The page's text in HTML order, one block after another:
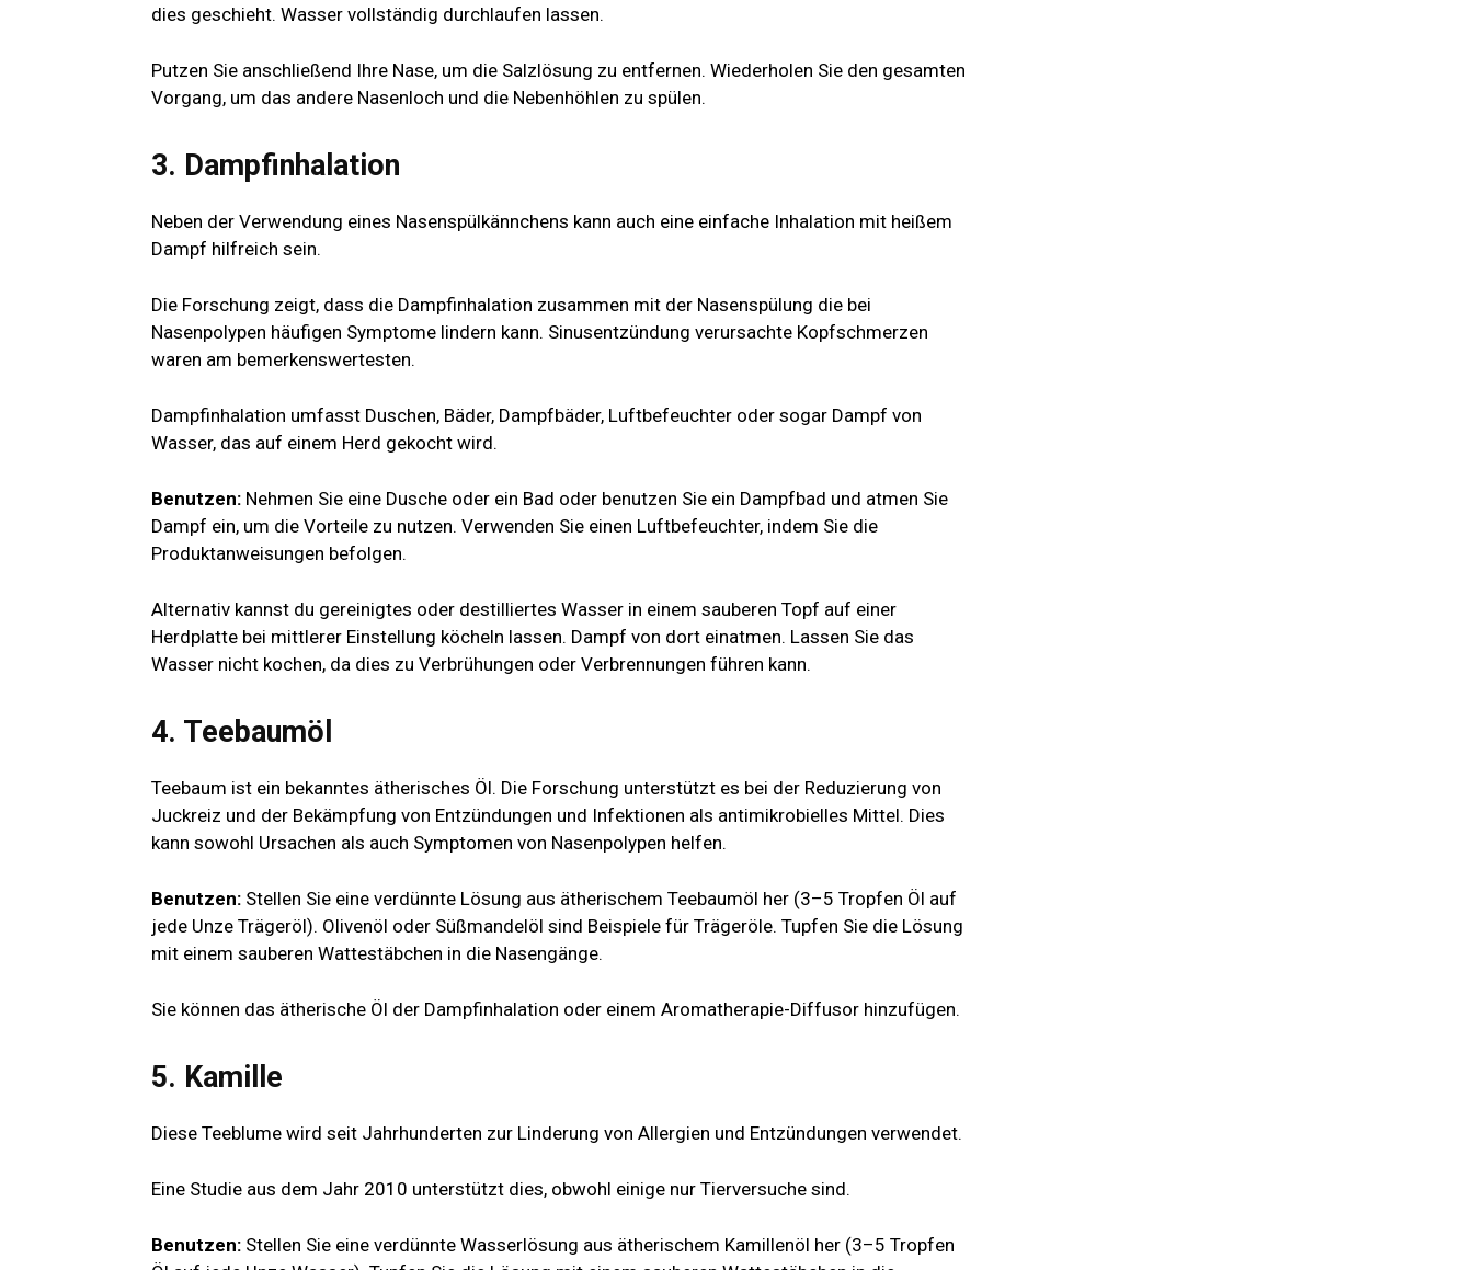
dies geschieht. Wasser vollständig durchlaufen lassen.
Putzen Sie anschließend Ihre Nase, um die Salzlösung zu entfernen. Wiederholen Sie den gesamten
Vorgang, um das andere Nasenloch und die Nebenhöhlen zu spülen.
3. Dampfinhalation
Neben der Verwendung eines Nasenspülkännchens kann auch eine einfache Inhalation mit heißem
Dampf hilfreich sein.
Die Forschung zeigt, dass die Dampfinhalation zusammen mit der Nasenspülung die bei
Nasenpolypen häufigen Symptome lindern kann. Sinusentzündung verursachte Kopfschmerzen
waren am bemerkenswertesten.
Dampfinhalation umfasst Duschen, Bäder, Dampfbäder, Luftbefeuchter oder sogar Dampf von
Wasser, das auf einem Herd gekocht wird.
Benutzen: Nehmen Sie eine Dusche oder ein Bad oder benutzen Sie ein Dampfbad und atmen Sie
Dampf ein, um die Vorteile zu nutzen. Verwenden Sie einen Luftbefeuchter, indem Sie die
Produktanweisungen befolgen.
Alternativ kannst du gereinigtes oder destilliertes Wasser in einem sauberen Topf auf einer
Herdplatte bei mittlerer Einstellung köcheln lassen. Dampf von dort einatmen. Lassen Sie das
Wasser nicht kochen, da dies zu Verbrühungen oder Verbrennungen führen kann.
4. Teebaumöl
Teebaum ist ein bekanntes ätherisches Öl. Die Forschung unterstützt es bei der Reduzierung von
Juckreiz und der Bekämpfung von Entzündungen und Infektionen als antimikrobielles Mittel. Dies
kann sowohl Ursachen als auch Symptomen von Nasenpolypen helfen.
Benutzen: Stellen Sie eine verdünnte Lösung aus ätherischem Teebaumöl her (3–5 Tropfen Öl auf
jede Unze Trägeröl). Olivenöl oder Süßmandelöl sind Beispiele für Trägeröle. Tupfen Sie die Lösung
mit einem sauberen Wattestäbchen in die Nasengänge.
Sie können das ätherische Öl der Dampfinhalation oder einem Aromatherapie-Diffusor hinzufügen.
5. Kamille
Diese Teeblume wird seit Jahrhunderten zur Linderung von Allergien und Entzündungen verwendet.
Eine Studie aus dem Jahr 2010 unterstützt dies, obwohl einige nur Tierversuche sind.
Benutzen: Stellen Sie eine verdünnte Wasserlösung aus ätherischem Kamillenöl her (3–5 Tropfen